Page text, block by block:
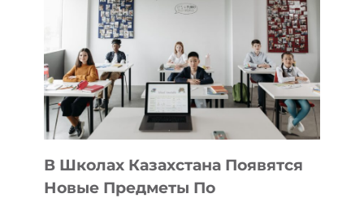
В Школах Казахстана Появятся
Новые Предметы По